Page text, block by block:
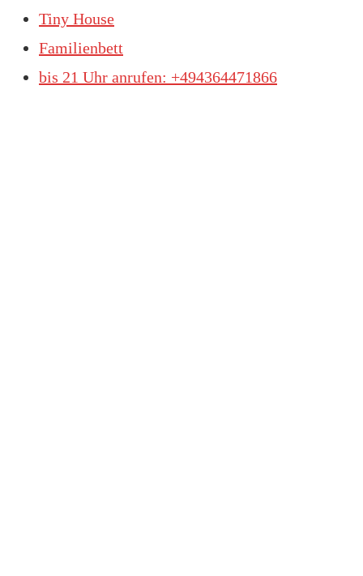
Tiny House
Familienbett
bis 21 Uhr anrufen: +494364471866